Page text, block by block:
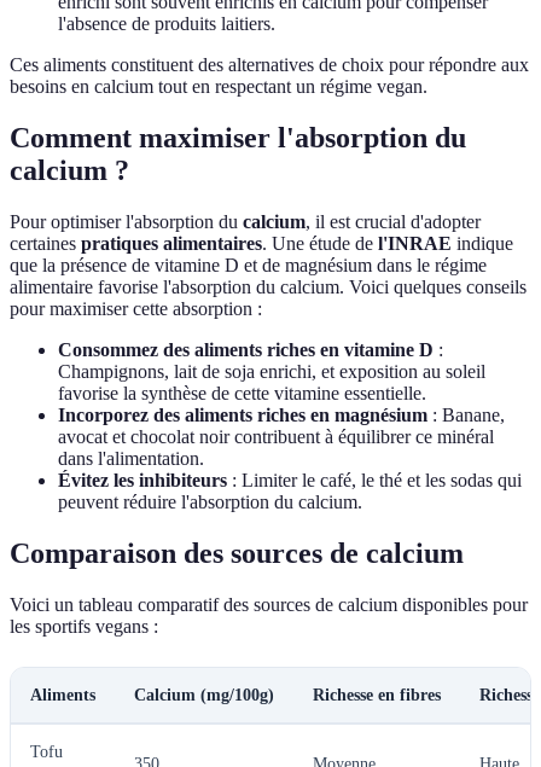
l'absence de produits laitiers.
Ces aliments constituent des alternatives de choix pour répondre aux
besoins en calcium tout en respectant un régime vegan.
Comment maximiser l'absorption du
calcium ?
Pour optimiser l'absorption du calcium, il est crucial d'adopter
certaines pratiques alimentaires. Une étude de l'INRAE indique
que la présence de vitamine D et de magnésium dans le régime
alimentaire favorise l'absorption du calcium. Voici quelques conseils
pour maximiser cette absorption :
Consommez des aliments riches en vitamine D :
Champignons, lait de soja enrichi, et exposition au soleil
favorise la synthèse de cette vitamine essentielle.
Incorporez des aliments riches en magnésium : Banane,
avocat et chocolat noir contribuent à équilibrer ce minéral
dans l'alimentation.
Évitez les inhibiteurs : Limiter le café, le thé et les sodas qui
peuvent réduire l'absorption du calcium.
Comparaison des sources de calcium
Voici un tableau comparatif des sources de calcium disponibles pour
les sportifs vegans :
Aliments Calcium (mg/100g) Richesse en fibres
Tofu